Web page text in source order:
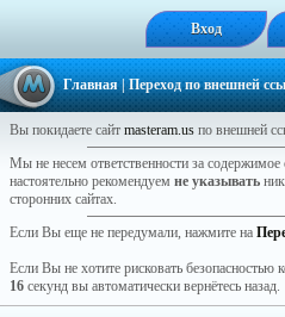
Вход
Главная| Переход по внешней
Вы покидаете сайт masteram.us по внешней
Мы не несем ответственности за
настоятельно рекомендуем не указывать
сторонних сайтах.
Если Вы еще не передумали, нажмите на
Если Вы не хотите рисковать безопасностью
16 секунд вы автоматически вернётесь назад.